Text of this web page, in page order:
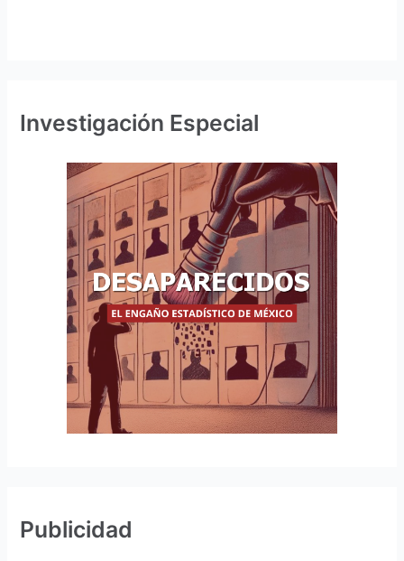
Investigación Especial
Publicidad